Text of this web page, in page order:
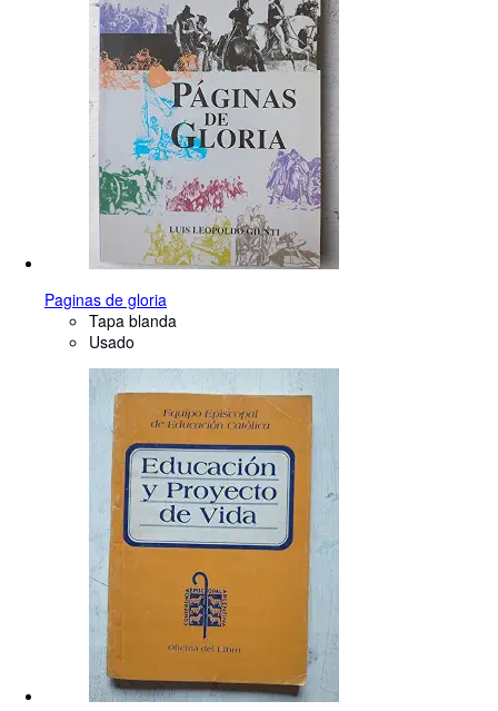
Paginas de gloria
Tapa blanda
Usado